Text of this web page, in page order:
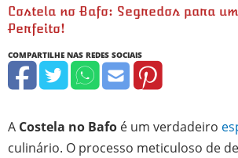
Costela no Bafo: Segredos para
Perfeito!
A Costela no Bafo é um verdadeiro
culinário. O processo meticuloso de